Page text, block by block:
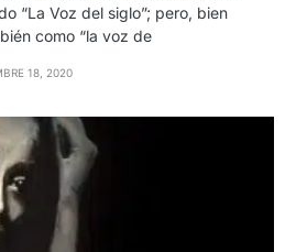
“La Voz del siglo”; pero, bien
como “la voz de
18, 2020